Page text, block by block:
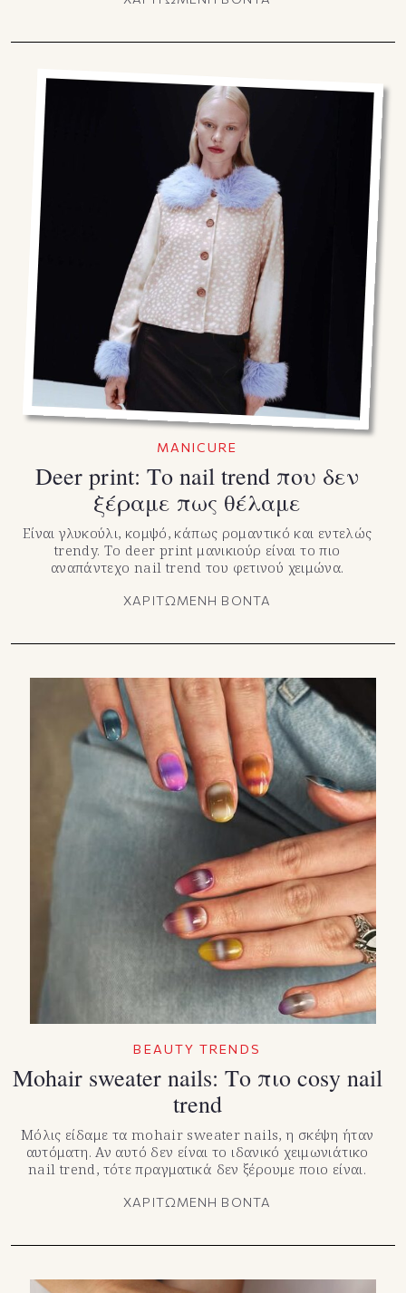
MANICURE
Deer print: Το nail trend που δεν
ξέραμε πως θέλαμε
Είναι γλυκούλι, κομψό, κάπως ρομαντικό και εντελώς
trendy. Το deer print μανικιούρ είναι το πιο
αναπάντεχο nail trend του φετινού χειμώνα.
ΧΑΡΙΤΩΜΕΝΗ ΒΟΝΤΑ
BEAUTY TRENDS
Mohair sweater nails: Το πιο cosy nail
trend
Μόλις είδαμε τα mohair sweater nails, η σκέψη ήταν
αυτόματη. Αν αυτό δεν είναι το ιδανικό χειμωνιάτικο
nail trend, τότε πραγματικά δεν ξέρουμε ποιο είναι.
ΧΑΡΙΤΩΜΕΝΗ ΒΟΝΤΑ